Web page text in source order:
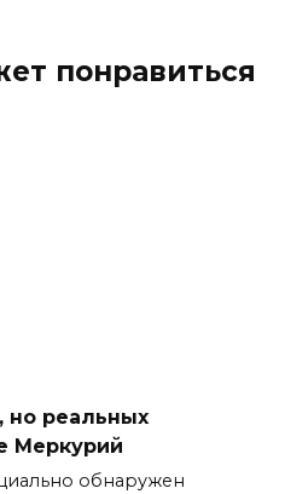
понравиться
но реальных
Меркурий
обнаружен